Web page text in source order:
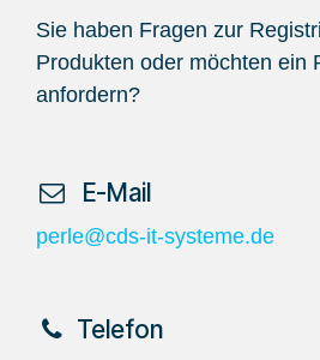
Sie haben Fragen zur
Produkten oder möchten ein
anfordern?
​ E-Mail
perle@cds-it-systeme.de
​Telefon